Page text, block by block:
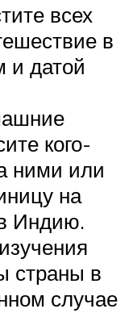
всех
в
датой
кого-
ними или
на
Индию.
страны в
случае